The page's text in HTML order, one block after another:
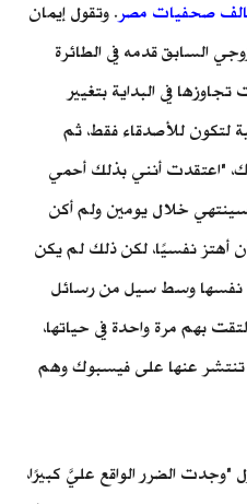
صحفيات مصر . وتقول إيمان
السابق قدمه في الطائرة
تجاوزها في البداية بتغيير
لتكون للأصدقاء فقط، ثم
"اعتقدت أنني بذلك أحمي
سينتهي خلال يومين ولم أكن
أهتز نفسيًا، لكن ذلك لم يكن
نفسها وسط سيل من رسائل
بهم مرة واحدة في حياتها،
عنها على فيسبوك وهم
"وجدت الضرر الواقع عليَّ كبيرًا،